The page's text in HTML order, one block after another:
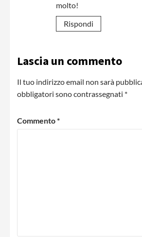
molto!
Rispondi
Lascia un commento
Il tuo indirizzo email non sarà
obbligatori sono contrassegnati *
Commento*